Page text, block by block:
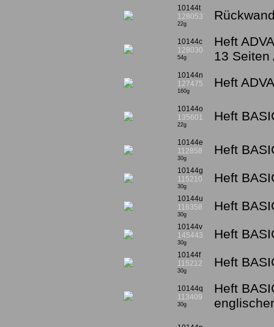
10144t
128053
22g
10144c
128030
54g
Heft
13 Seiten
10144n
127475
160g
Heft
10144o
135601
22g
Heft
10144e
112858
30g
Heft
10144g
115210
30g
Heft
10144u
116358
30g
Heft
10144v
145443
30g
Heft
10144f
115212
30g
Heft
10144q
113409
30g
Heft